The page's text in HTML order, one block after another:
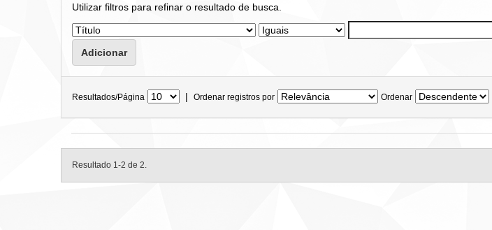
Utilizar filtros para refinar o resultado de busca.
Resultados/Página | Ordenar registros por Ordenar
Resultado 1-2 de 2.